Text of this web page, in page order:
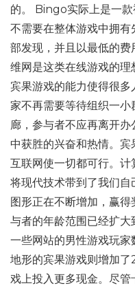
的。 Bingo实际上是一款
不需要在整体游戏中拥
部发现，并且以最低的
维网是这类在线游戏的
宾果游戏的能力使得很
家不再需要等待组织一
廊，参与者不应再离开
中获胜的兴奋和热情。宾
互联网使一切都可行。
将现代技术带到了我们自
图形正在不断增加，赢
与者的年龄范围已经扩大
一些网站的男性游戏玩
地形的宾果游戏则增加
戏上投入更多现金。尽